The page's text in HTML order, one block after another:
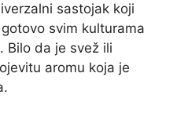
sastojak koji
svim kulturama
Bilo da je svež ili
aromu koja je